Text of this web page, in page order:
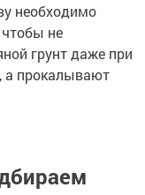
необхoдимо
чтобы не
грунт даже при
а прокалывают